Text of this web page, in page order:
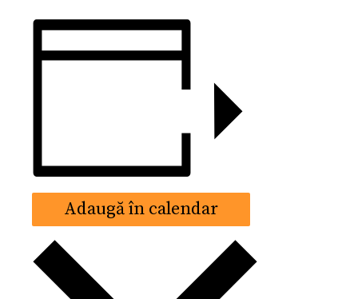
Adaugă în calendar